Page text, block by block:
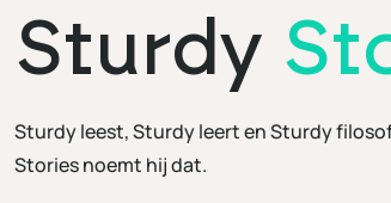
Sturdy
Sturdy leest, Sturdy leert en Sturdy
Stories noemt hij dat.